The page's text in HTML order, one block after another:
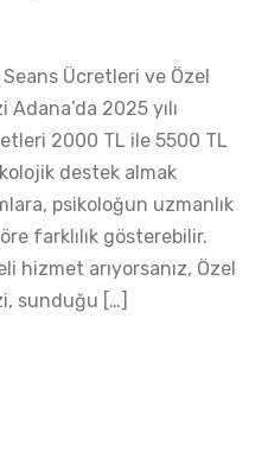
Seans Ücretleri ve Özel
Adana’da 2025 yılı
2000 TL ile 5500 TL
destek almak
psikoloğun uzmanlık
farklılık gösterebilir.
hizmet arıyorsanız, Özel
sunduğu […]